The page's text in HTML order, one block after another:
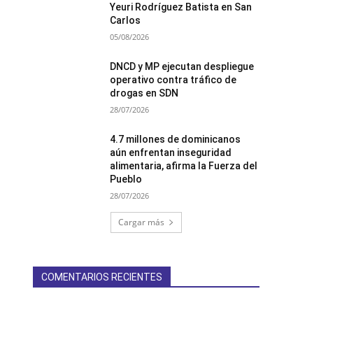
Yeuri Rodríguez Batista en San
Carlos
05/08/2026
DNCD y MP ejecutan despliegue
operativo contra tráfico de
drogas en SDN
28/07/2026
4.7 millones de dominicanos
aún enfrentan inseguridad
alimentaria, afirma la Fuerza del
Pueblo
28/07/2026
Cargar más
COMENTARIOS RECIENTES